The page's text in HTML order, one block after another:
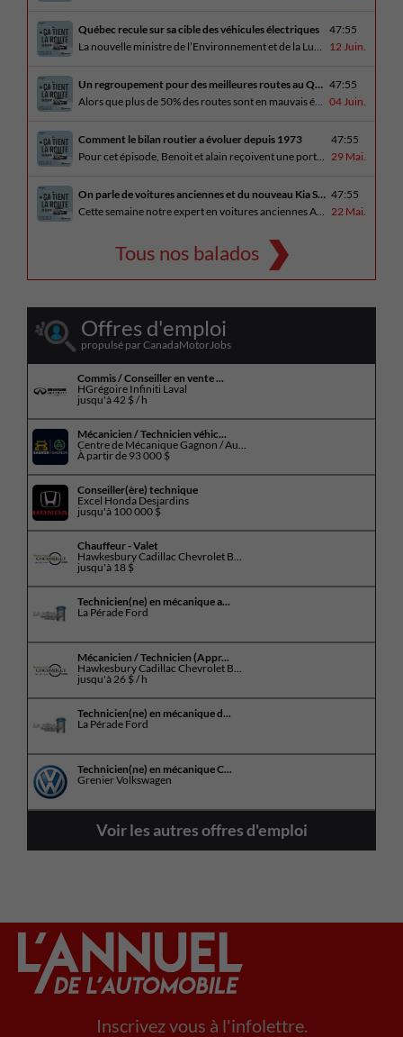
Québec recule sur sa cible des véhicules électriques
La nouvelle ministre de l’Environnement et de la Lutte contre les changements climatiques, Pascale Déry, doit confirmer que les VZE représenteront désormais 80% des ventes de véhicules neufs en 2035. Benoit et Alain en discutent avec Daniel Breton. Ils reçoivent également Bertrand Godin, qui parle d’Élégance Trois-Rivières. En essai routier Alain a roulé le Mitsubishi [...]
47:55
12 Juin.
Un regroupement pour des meilleures routes au Québec
Alors que plus de 50% des routes sont en mauvais état, le regroupement pour des meilleures routes au Québec voit le jour. Dans cet épisode, Benoit et Alain discutent avec Me Caroline Amireault, directrice générale de l’Association des constructeurs de routes et grands travaux du Québec. En essai routier Alain prend la route avec le [...]
47:55
04 Juin.
Comment le bilan routier a évoluer depuis 1973
Pour cet épisode, Benoit et alain reçoivent une porte parole de la SAAQ, Geneviève Côté, qui parle de l’actuelle campagne publicitaire au sujet du bilan routier et des gestes concrets pour diminuer les décès sur nos routes. On parle aussi au président de Lexus Canada, Martin Gilbert, de la nouvelle Lexus ES. En essai routier, [...]
47:55
29 Mai.
On parle de voitures anciennes et du nouveau Kia Seltos 2027
Cette semaine notre expert en voitures anciennes André Fitzback vient donner des trucs pour ne pas perdre ses enjoliveurs sur nos vieilles voitures. Benoit revient de la Corée du Sud et nous offre un essai exclusif du Kia Seltos 2027 qui arrive plus tard cet été et Alain a fait l’essai du Toyota Tundra hybride.
47:55
22 Mai.
Tous nos balados
Offres d'emploi
propulsé par CanadaMotorJobs
Commis / Conseiller en vente ...
HGrégoire Infiniti Laval
jusqu'à42 $ / h
Mécanicien / Technicien véhic...
Centre de Mécanique Gagnon / Au...
À partir de 93 000 $
Conseiller(ère) technique
Excel Honda Desjardins
jusqu'à 100 000 $
Chauffeur - Valet
Hawkesbury Cadillac Chevrolet B...
jusqu'à 18 $
Technicien(ne) en mécanique a...
La Pérade Ford
Mécanicien / Technicien (Appr...
Hawkesbury Cadillac Chevrolet B...
jusqu'à26 $ / h
Technicien(ne) en mécanique d...
La Pérade Ford
Technicien(ne) en mécanique C...
Grenier Volkswagen
Voir les autres offres d'emploi
Inscrivez vous à l'infolettre.